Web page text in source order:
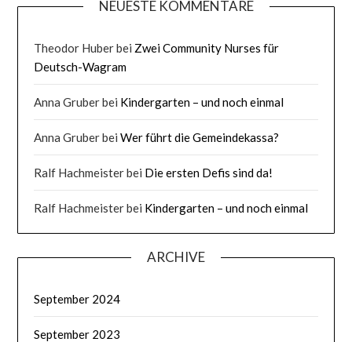
NEUESTE KOMMENTARE
Theodor Huberbei Zwei Community Nurses für
Deutsch-Wagram
Anna Gruberbei Kindergarten – und noch einmal
Anna GruberbeiWer führt die Gemeindekassa?
Ralf Hachmeisterbei Die ersten Defis sind da!
Ralf Hachmeisterbei Kindergarten – und noch einmal
ARCHIVE
September 2024
September 2023